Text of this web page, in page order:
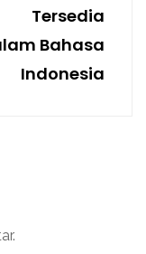
Tersedia
Bahasa
Indonesia